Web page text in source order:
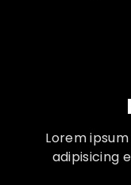
Lorem
adipisicing